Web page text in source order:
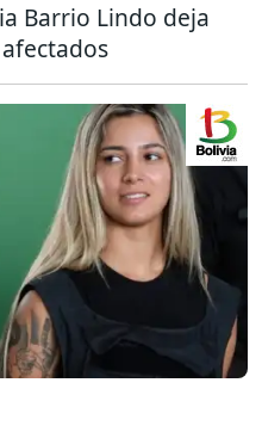
Barrio Lindo deja